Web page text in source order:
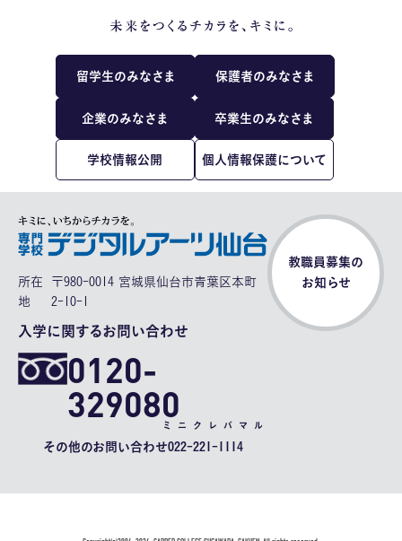
サイトマップ
留学生のみなさま 保護者のみなさま
企業のみなさま 卒業生のみなさま
学校情報公開 個人情報保護について
所在
地
〒980-0014 宮城県仙台市青葉区本町
2-10-1
入学に関するお問い合わせ
0120-
329080
ミニクレバマル
その他のお問い合わせ022-221-1114
教職員募集の
お知らせ